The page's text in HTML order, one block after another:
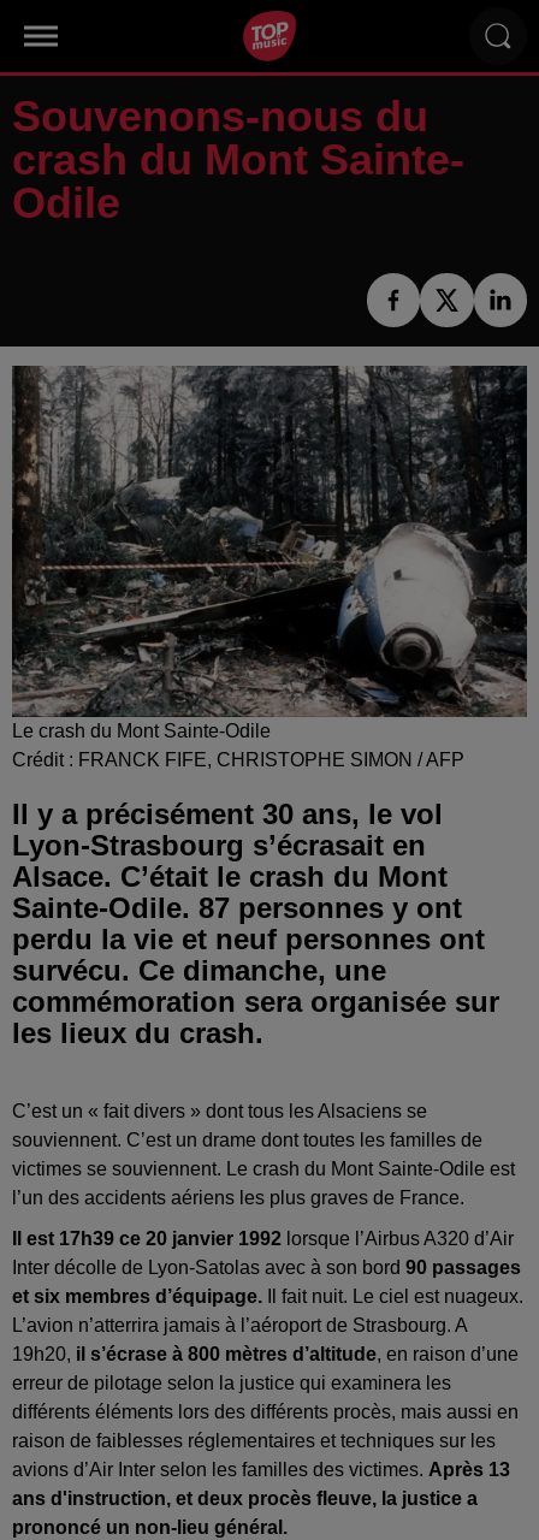
Souvenons-nous du
crash du Mont Sainte-
Odile
Le crash du Mont Sainte-Odile
Crédit : FRANCK FIFE, CHRISTOPHE SIMON / AFP
Il y a précisément 30 ans, le vol
Lyon-Strasbourg s’écrasait en
Alsace. C’était le crash du Mont
Sainte-Odile. 87 personnes y ont
perdu la vie et neuf personnes ont
survécu. Ce dimanche, une
commémoration sera organisée sur
les lieux du crash.
C’est un « fait divers » dont tous les Alsaciens se
souviennent. C’est un drame dont toutes les familles de
victimes se souviennent. Le crash du Mont Sainte-Odile est
l’un des accidents aériens les plus graves de France.
Il est 17h39 ce 20 janvier 1992 lorsque l’Airbus A320 d’Air
Inter décolle de Lyon-Satolas avec à son bord 90 passages
et six membres d’équipage. Il fait nuit. Le ciel est nuageux.
L’avion n’atterrira jamais à l’aéroport de Strasbourg. A
19h20, il s’écrase à 800 mètres d’altitude, en raison d’une
erreur de pilotage selon la justice qui examinera les
différents éléments lors des différents procès, mais aussi en
raison de faiblesses réglementaires et techniques sur les
avions d’Air Inter selon les familles des victimes. Après 13
ans d'instruction, et deux procès fleuve, la justice a
prononcé un non-lieu général.